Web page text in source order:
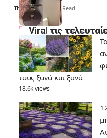
Thali Ombre 6 Min Read
Viral τις
τους ξανά και ξανά
18.6k views